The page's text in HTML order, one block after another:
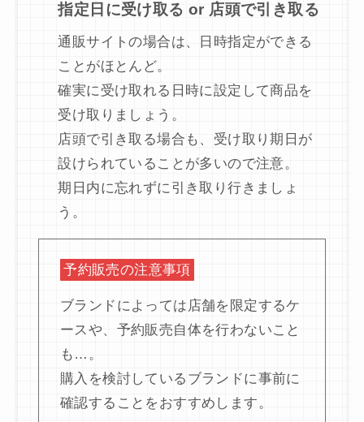
指定日に受け取る or 店頭で引き取る
通販サイトの場合は、日時指定ができる
ことがほとんど。
確実に受け取れる日時に設定して商品を
受け取りましょう。
店頭で引き取る場合も、受け取り期日が
設けられていることが多いので注意。
期日内に忘れずに引き取り行きましょ
う。
予約販売の注意事項
ブランドによっては店舗を限定するケ
ースや、予約販売自体を行わないこと
も…。
購入を検討しているブランドに事前に
確認することをおすすめします。